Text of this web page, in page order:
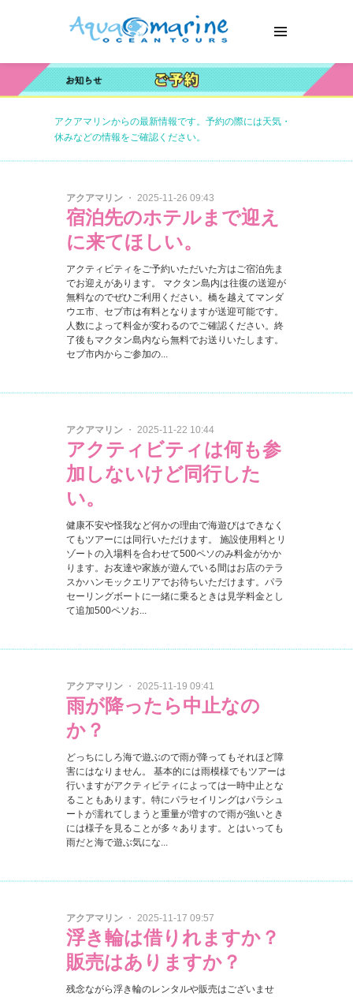
アクアマリンからの最新情報です。予約の際には天気・
休みなどの情報をご確認ください。
アクアマリン ・ 2025-11-26 09:43
宿泊先のホテルまで迎え
に来てほしい。
アクティビティをご予約いただいた方はご宿泊先ま
でお迎えがあります。 マクタン島内は往復の送迎が
無料なのでぜひご利用ください。橋を越えてマンダ
ウエ市、セブ市は有料となりますが送迎可能です。
人数によって料金が変わるのでご確認ください。終
了後もマクタン島内なら無料でお送りいたします。
セブ市内からご参加の...
アクアマリン ・ 2025-11-22 10:44
アクティビティは何も参
加しないけど同行した
い。
健康不安や怪我など何かの理由で海遊びはできなく
てもツアーには同行いただけます。 施設使用料とリ
ゾートの入場料を合わせて500ペソのみ料金がかか
ります。お友達や家族が遊んでいる間はお店のテラ
スかハンモックエリアでお待ちいただけます。パラ
セーリングボートに一緒に乗るときは見学料金とし
て追加500ペソお...
アクアマリン ・ 2025-11-19 09:41
雨が降ったら中止なの
か？
どっちにしろ海で遊ぶので雨が降ってもそれほど障
害にはなりません。 基本的には雨模様でもツアーは
行いますがアクティビティによっては一時中止とな
ることもあります。特にパラセイリングはパラシュ
ートが濡れてしまうと重量が増すので雨が強いとき
には様子を見ることが多々あります。とはいっても
雨だと海で遊ぶ気にな...
アクアマリン ・ 2025-11-17 09:57
浮き輪は借りれますか？
販売はありますか？
残念ながら浮き輪のレンタルや販売はございませ